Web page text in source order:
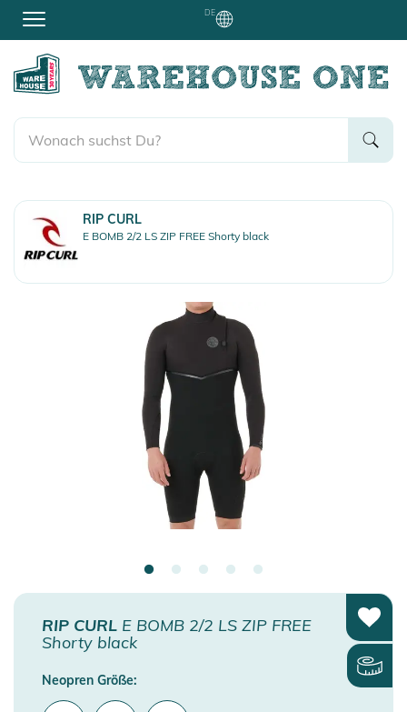
DE
RIP CURL
E BOMB 2/2 LS ZIP FREE Shorty black
RIP CURL E BOMB 2/2 LS ZIP FREE
Shorty black
Neopren Größe: